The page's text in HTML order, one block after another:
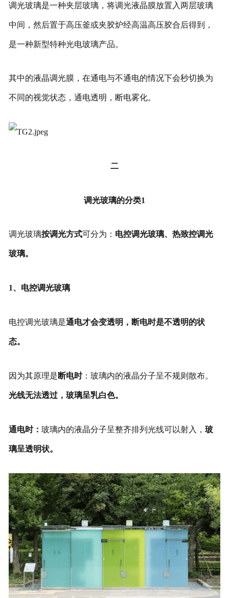
调光玻璃是一种夹层玻璃，将调光液晶膜放置入两层玻璃
中间，然后置于高压釜或夹胶炉经高温高压胶合后得到，
是一种新型特种光电玻璃产品。
其中的液晶调光膜，在通电与不通电的情况下会秒切换为
不同的视觉状态，通电透明，断电雾化。
二
调光玻璃的分类1
调光玻璃按调光方式可分为： 电控调光玻璃、热致控调光
玻璃。
1、电控调光玻璃
电控调光玻璃是通电才会变透明，断电时是不透明的状
态。
因为其原理是断电时：玻璃内的液晶分子呈不规则散布。
光线无法透过，玻璃呈乳白色。
通电时： 玻璃内的液晶分子呈整齐排列光线可以射入， 玻
璃呈透明状。